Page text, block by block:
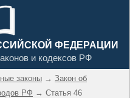
ФЕДЕРАЦИИ
и кодексов РФ
законы → Закон об
РФ → Статья 46